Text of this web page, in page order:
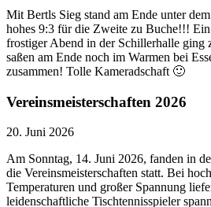
Mit Bertls Sieg stand am Ende unter
hohes 9:3 für die Zweite zu Buche!!! Ein
frostiger Abend in der Schillerhalle ging
saßen am Ende noch im Warmen bei
zusammen! Tolle Kameradschaft 🙂
Vereinsmeisterschaften 2026
20. Juni 2026
Am Sonntag, 14. Juni 2026, fanden in
die Vereinsmeisterschaften statt. Bei
Temperaturen und großer Spannung
leidenschaftliche Tischtennisspieler